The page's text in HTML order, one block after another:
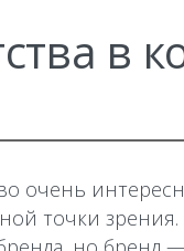
в
очень
точки